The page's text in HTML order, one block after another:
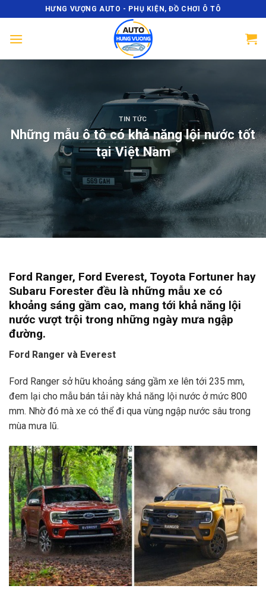
content
HƯNG VƯỢNG AUTO - PHỤ KIỆN, ĐỒ CHƠI Ô TÔ
TIN TỨC
Những mẫu ô tô có khả năng lội nước tốt
tại Việt Nam
Ford Ranger, Ford Everest, Toyota Fortuner hay
Subaru Forester đều là những mẫu xe có
khoảng sáng gầm cao, mang tới khả năng lội
nước vượt trội trong những ngày mưa ngập
đường.
Ford Ranger và Everest
Ford Ranger sở hữu khoảng sáng gầm xe lên tới 235 mm,
đem lại cho mẫu bán tải này khả năng lội nước ở mức 800
mm. Nhờ đó mà xe có thể đi qua vùng ngập nước sâu trong
mùa mưa lũ.